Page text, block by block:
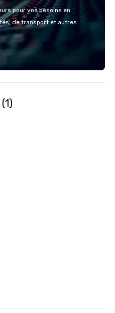
provides the spark
party to life. Our team
operations are
downtown. We
pour vos besoins en
de transport et autres.